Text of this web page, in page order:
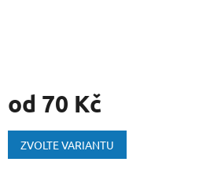
od 70 Kč
Měrná
cena:
ZVOLTE VARIANTU